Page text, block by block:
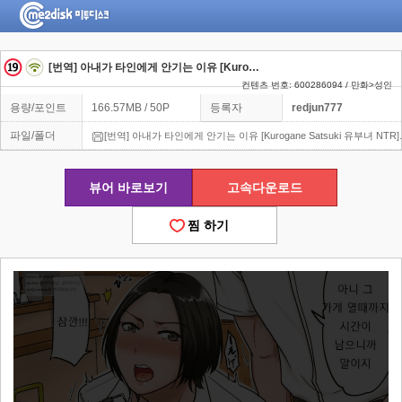
[번역] 아내가 타인에게 안기는 이유 [Kurogane Satsuki 유부녀 NTR]
컨텐츠 번호: 600286094 / 만화>성인
용량/포인트 166.57MB / 50P 등록자 redjun777
파일/폴더 [번역] 아내가 타인에게 안기는 이유 [Kurogane Satsuki 유부녀
뷰어 바로보기 고속다운로드
찜 하기